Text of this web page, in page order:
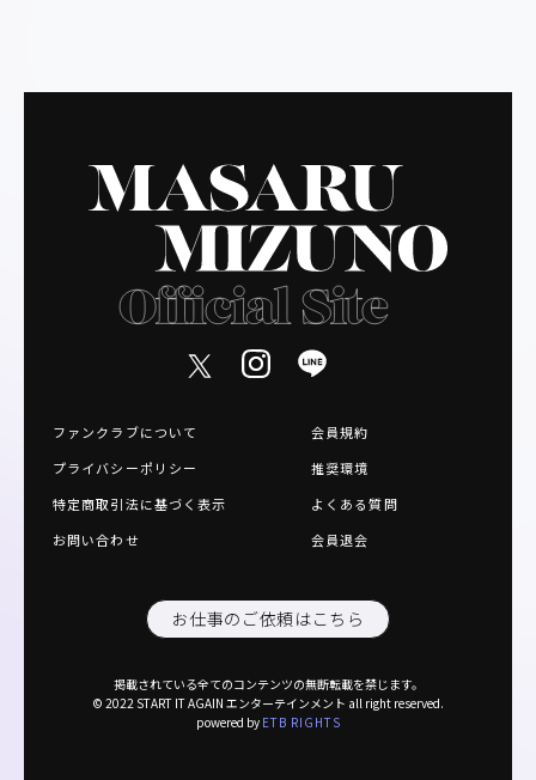
ファンクラブについて
会員規約
プライバシーポリシー
推奨環境
特定商取引法に基づく表示
よくある質問
お問い合わせ
会員退会
お仕事のご依頼はこちら
掲載されている全てのコンテンツの無断転載を禁じます。
© 2022 START IT AGAIN エンターテインメント all right reserved.
powered by ETB RIGHTS